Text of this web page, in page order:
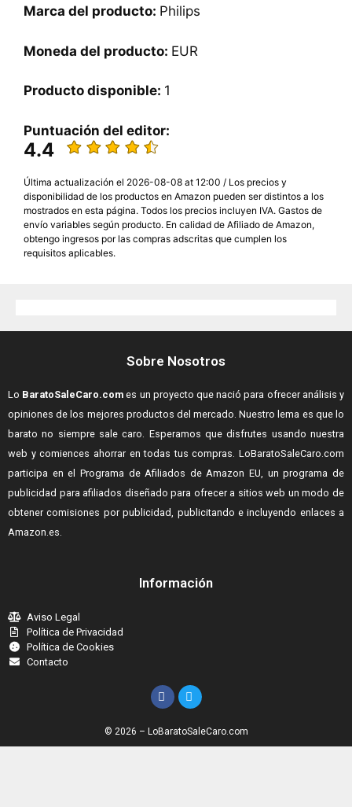
Marca del producto: Philips
Moneda del producto: EUR
Producto disponible: 1
Puntuación del editor:
4.4
Última actualización el 2026-08-08 at 12:00 / Los precios y
disponibilidad de los productos en Amazon pueden ser distintos a los
mostrados en esta página. Todos los precios incluyen IVA. Gastos de
envío variables según producto. En calidad de Afiliado de Amazon,
obtengo ingresos por las compras adscritas que cumplen los
requisitos aplicables.
Sobre Nosotros
Lo BaratoSaleCaro.com es un proyecto que nació para ofrecer análisis y
opiniones de los mejores productos del mercado. Nuestro lema es que lo
barato no siempre sale caro. Esperamos que disfrutes usando nuestra
web y comiences ahorrar en todas tus compras. LoBaratoSaleCaro.com
participa en el Programa de Afiliados de Amazon EU, un programa de
publicidad para afiliados diseñado para ofrecer a sitios web un modo de
obtener comisiones por publicidad, publicitando e incluyendo enlaces a
Amazon.es.
Información
Aviso Legal
Política de Privacidad
Política de Cookies
Contacto
© 2026 – LoBaratoSaleCaro.com